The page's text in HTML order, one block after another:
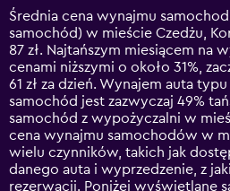
14
categories.
The
chart
has
1
Y
axis
displaying
values.
Range:
Średnia cena wynajmu
samochód) w mieście Czedżu,
87 zł. Najtańszym miesiącem na
cenami niższymi o około 31%,
61 zł za dzień. Wynajem auta
samochód jest zazwyczaj 49%
samochód z wypożyczalni w
cena wynajmu samochodów w
wielu czynników, takich jak
danego auta i wyprzedzenie, z
rezerwacji. Poniżej wyświetlane